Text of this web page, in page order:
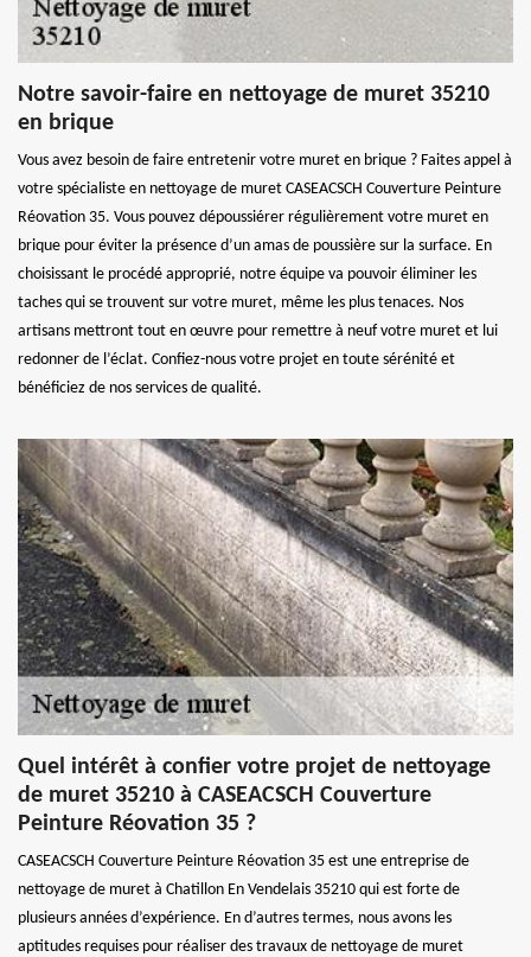
Notre savoir-faire en nettoyage de muret 35210
en brique
Vous avez besoin de faire entretenir votre muret en brique ? Faites appel à
votre spécialiste en nettoyage de muret CASEACSCH Couverture Peinture
Réovation 35. Vous pouvez dépoussiérer régulièrement votre muret en
brique pour éviter la présence d’un amas de poussière sur la surface. En
choisissant le procédé approprié, notre équipe va pouvoir éliminer les
taches qui se trouvent sur votre muret, même les plus tenaces. Nos
artisans mettront tout en œuvre pour remettre à neuf votre muret et lui
redonner de l’éclat. Confiez-nous votre projet en toute sérénité et
bénéficiez de nos services de qualité.
Quel intérêt à confier votre projet de nettoyage
de muret 35210 à CASEACSCH Couverture
Peinture Réovation 35 ?
CASEACSCH Couverture Peinture Réovation 35 est une entreprise de
nettoyage de muret à Chatillon En Vendelais 35210 qui est forte de
plusieurs années d’expérience. En d’autres termes, nous avons les
aptitudes requises pour réaliser des travaux de nettoyage de muret